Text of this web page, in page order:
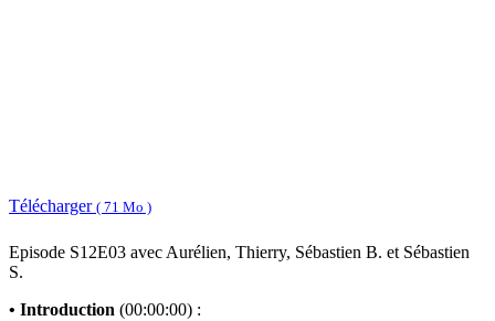
Télécharger ( 71 Mo )
Episode S12E03 avec Aurélien, Thierry, Sébastien B. et Sébastien
S.
• Introduction (00:00:00) :